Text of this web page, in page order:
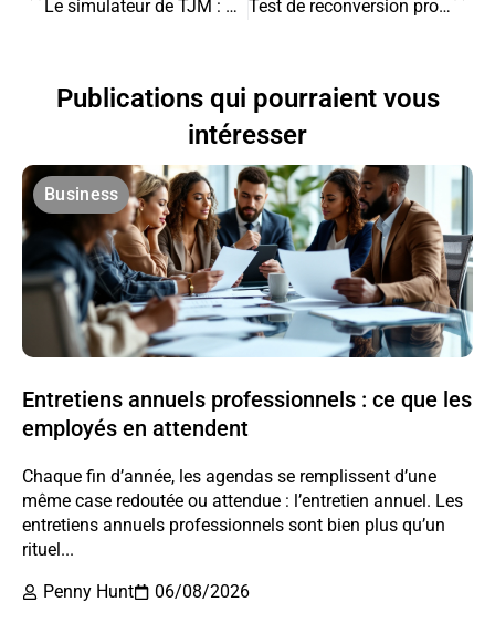
Le simulateur de TJM : un outil décisif pour la rémunération des freelances
Test de reconversion professionnelle : Une boussole pour votre nouveau parcours
Publications qui pourraient vous
intéresser
Business
Entretiens annuels professionnels : ce que les
employés en attendent
Chaque fin d’année, les agendas se remplissent d’une
même case redoutée ou attendue : l’entretien annuel. Les
entretiens annuels professionnels sont bien plus qu’un
rituel...
Penny Hunt
06/08/2026